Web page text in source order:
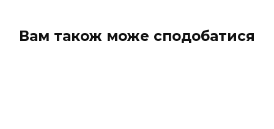
Вам також може сподобатися